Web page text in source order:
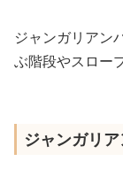
ジャンガリアン
ぶ階段やスロー
ジャンガリ